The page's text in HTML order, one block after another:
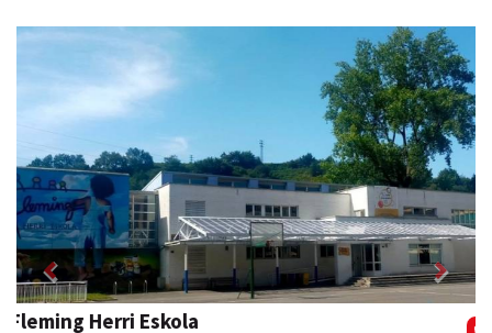
Erniobea BHI
Previous Next